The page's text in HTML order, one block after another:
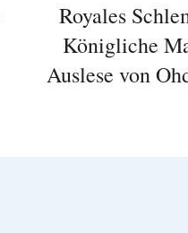
Royales
Königliche
Auslese von